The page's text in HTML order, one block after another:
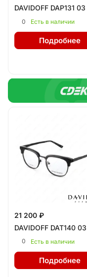
DAVIDOFF DAP131 03
0 Есть в наличии
Подробнее
21 200 ₽
DAVIDOFF DAT140 03
0 Есть в наличии
Подробнее